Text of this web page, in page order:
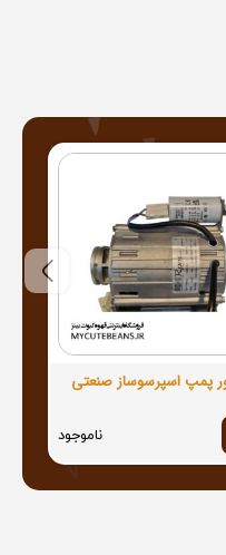
پمپ اسپرسوساز صنعتی
ناموجود